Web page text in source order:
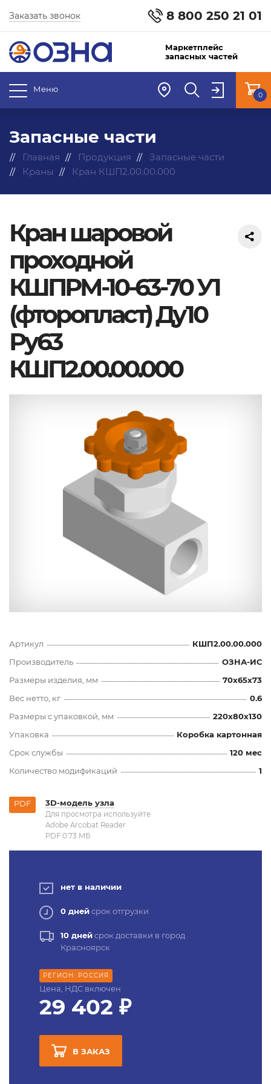
8 800 250 21 01
Заказать звонок
Маркетплейс
запасных частей
Меню
0
Запасные части
Главная Продукция
Запасные части
Краны
Кран КШП2.00.00.000
Кран шаровой
проходной
КШПРМ-10-63-70 У1
(фторопласт) Ду10
Ру63
КШП2.00.00.000
Артикул
КШП2.00.00.000
Производитель
ОЗНА-ИС
Размеры изделия, мм
70x65x73
Вес нетто, кг
0.6
Размеры с упаковкой, мм
220x80x130
Упаковка
Коробка картонная
Срок службы
120 мес
Количество модификаций
1
PDF 3D-модель узла
Для просмотра используйте
Adobe Arcobat Reader
PDF 0.73 MБ
нет в наличии
0 днейсрок отгрузки
10 днейсрок доставки в город
Красноярск
РЕГИОН: РОССИЯ
Цена, НДС включен
29 402 ₽
В ЗАКАЗ